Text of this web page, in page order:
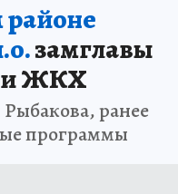
замглавы
и ЖКХ
ранее
программы